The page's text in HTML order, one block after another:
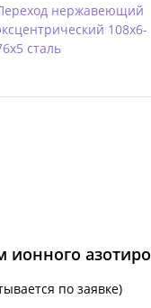
нержавеющий
108х6-
сталь
ионного
по заявке)